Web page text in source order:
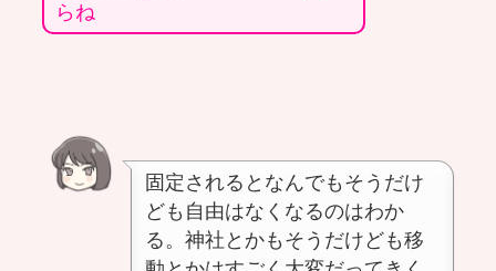
らね
固定されるとなんでもそうだけ
ども自由はなくなるのはわか
る。神社とかもそうだけども移